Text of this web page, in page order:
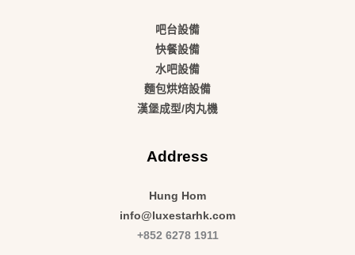
吧台設備
快餐設備
水吧設備
麵包烘焙設備
漢堡成型/肉丸機
Address
Hung Hom
info@luxestarhk.com
+852 6278 1911